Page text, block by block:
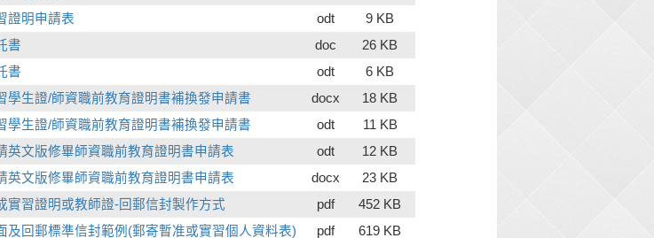
證明申請表 odt
9 KB
書 doc
26 KB
書 odt
6 KB
學生證/師資職前教育證明書補換發申請書 docx
18 KB
學生證/師資職前教育證明書補換發申請書 odt
11 KB
英文版修畢師資職前教育證明書申請表 odt
12 KB
英文版修畢師資職前教育證明書申請表 docx
23 KB
實習證明或教師證-回郵信封製作方式 pdf
452 KB
及回郵標準信封範例(郵寄暫准或實習個人資料表) pdf 619 KB